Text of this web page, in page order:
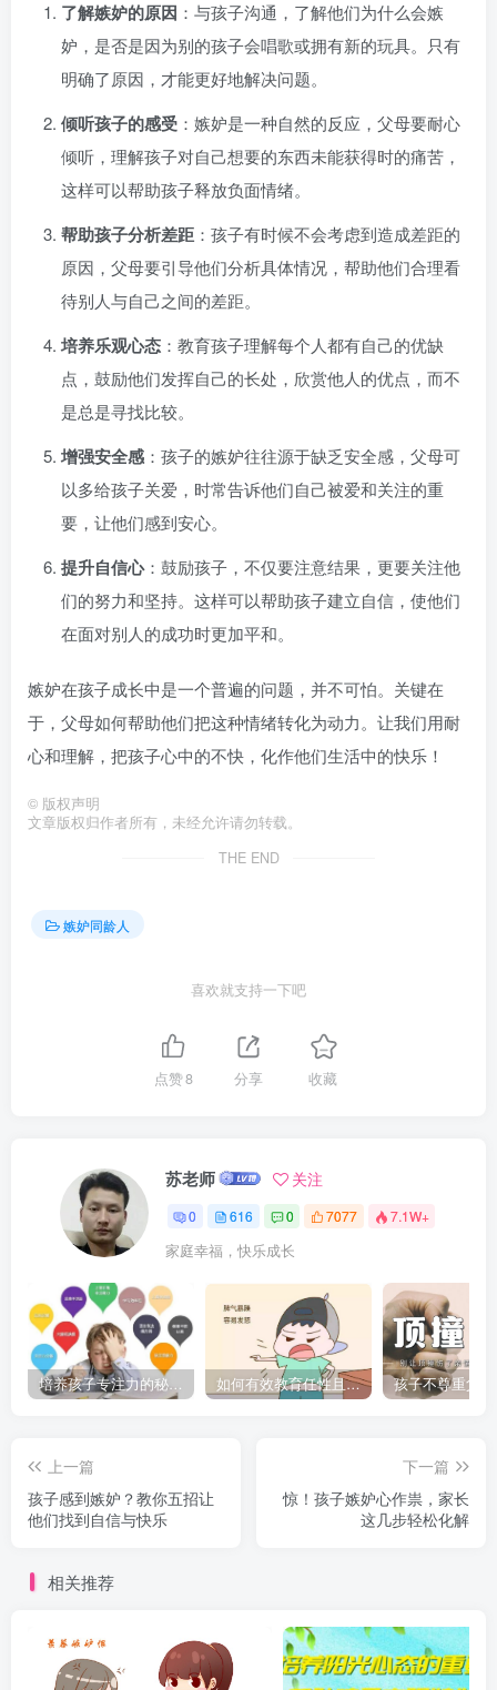
了解嫉妒的原因 ：与孩子沟通，了解他们为什么会嫉
妒，是否是因为别的孩子会唱歌或拥有新的玩具。只有
明确了原因，才能更好地解决问题。
倾听孩子的感受 ：嫉妒是一种自然的反应，父母要耐心
倾听，理解孩子对自己想要的东西未能获得时的痛苦，
这样可以帮助孩子释放负面情绪。
帮助孩子分析差距 ：孩子有时候不会考虑到造成差距的
原因，父母要引导他们分析具体情况，帮助他们合理看
待别人与自己之间的差距。
培养乐观心态 ：教育孩子理解每个人都有自己的优缺
点，鼓励他们发挥自己的长处，欣赏他人的优点，而不
是总是寻找比较。
增强安全感 ：孩子的嫉妒往往源于缺乏安全感，父母可
以多给孩子关爱，时常告诉他们自己被爱和关注的重
要，让他们感到安心。
提升自信心：鼓励孩子，不仅要注意结果，更要关注他
们的努力和坚持。这样可以帮助孩子建立自信，使他们
在面对别人的成功时更加平和。
嫉妒在孩子成长中是一个普遍的问题，并不可怕。关键在
于，父母如何帮助他们把这种情绪转化为动力。让我们用耐
心和理解，把孩子心中的不快，化作他们生活中的快乐！
© 版权声明
文章版权归作者所有，未经允许请勿转载。
THE END
嫉妒同龄人
喜欢就支持一下吧
点赞8 分享 收藏
苏老师 关注
0 616 0 7077 7.1W+
家庭幸福，快乐成长
培养孩子专注力的秘密：让他们在学习和生活中如鱼得水的技巧 如何有效教育任性且脾气暴躁的孩子，父母必看的实用指南
上一篇
孩子感到嫉妒？教你五招让
他们找到自信与快乐
下一篇
惊！孩子嫉妒心作祟，家长
这几步轻松化解
相关推荐